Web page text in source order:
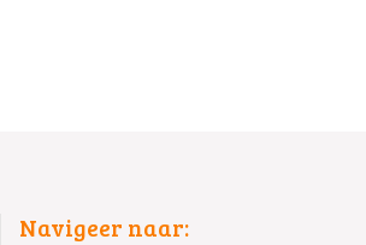
Navigeer naar: